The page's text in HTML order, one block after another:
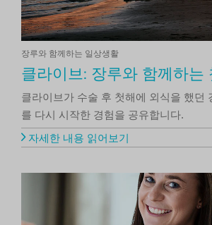
장루와 함께하는 일상생활
클라이브: 장루와 함께하는
클라이브가 수술 후 첫해에 외식을 했던
를 다시 시작한 경험을 공유합니다.
자세한 내용 읽어보기